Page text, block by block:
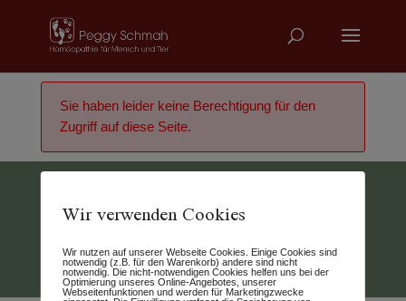
Sie haben leider keine Berechtigung für den
Zugriff auf diese Seite.
Vertrag widerrufen
© 2026 - Peggy Schmah
Wir verwenden Cookies
Wir nutzen auf unserer Webseite Cookies. Einige Cookies sind
notwendig (z.B. für den Warenkorb) andere sind nicht
notwendig. Die nicht-notwendigen Cookies helfen uns bei der
Optimierung unseres Online-Angebotes, unserer
Webseitenfunktionen und werden für Marketingzwecke